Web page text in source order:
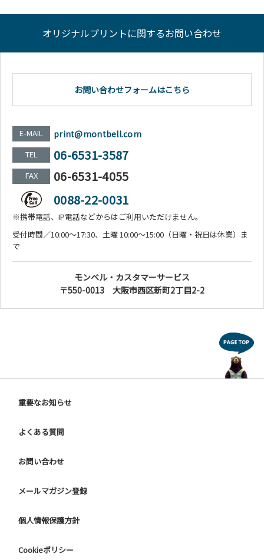
オリジナルプリントに関するお問い合わせ
お問い合わせフォームはこちら
E-MAIL print@montbell.com
TEL 06-6531-3587
FAX
06-6531-4055
0088-22-0031
※携帯電話、IP電話などからはご利用いただけません。
受付時間／10:00～17:30、土曜 10:00～15:00（日曜・祝日は休業）ま
で
モンベル・カスタマーサービス
〒550-0013 大阪市西区新町2丁目2-2
重要なお知らせ
よくある質問
お問い合わせ
メールマガジン登録
個人情報保護方針
Cookieポリシー